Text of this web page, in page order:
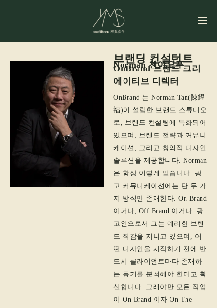
로
브랜딩 컨설턴트
Norman 첸야오푸
OnBrand 브랜드 크리
에이티브 디렉터
OnBrand 는 Norman Tan(陳耀
福)이 설립한 브랜드 스튜디오
로, 브랜드 컨설팅에 특화되어
있으며, 브랜드 전략과 커뮤니
케이션, 그리고 창의적 디자인
솔루션을 제공합니다. Norman
은 항상 이렇게 믿습니다. 광
고 커뮤니케이션에는 단 두 가
지 방식만 존재한다. On Brand
이거나, Off Brand 이거나. 광
고인으로서 그는 예리한 브랜
드 직감을 지니고 있으며, 어
떤 디자인을 시작하기 전에 반
드시 클라이언트마다 존재하
는 동기를 분석해야 한다고 확
신합니다. 그래야만 모든 작업
이 On Brand 이자 On The